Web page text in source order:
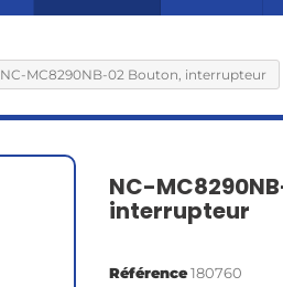
NC-MC8290NB-02 Bouton, interrupteur
NC-
interrupteur
Référence180760